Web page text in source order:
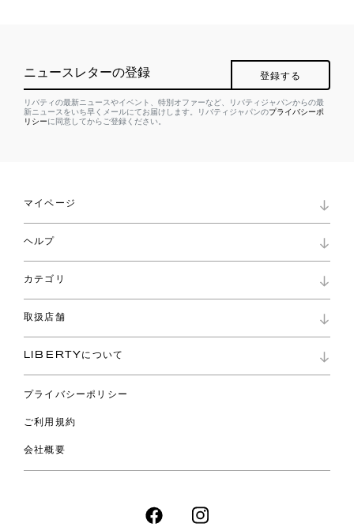
ニュースレターの登録 登録する
リバティの最新ニュースやイベント、特別オファーなど、リバティジャパンからの最
新ニュースをいち早くメールにてお届けします。リバティジャパンのプライバシーポ
リシーに同意してからご登録ください。
マイページ
ロイヤリティプログラム
パスワード再設定
ショッピングバッグ
ヘルプ
お問い合わせ
よくあるご質問
ご利用ガイド
カテゴリ
コレクション
ファブリックス
バッグ
ウェア
ライフスタイル
スペシャル
取扱店舗
リバティ・ファブリックス
LIBERTYについて
プライバシーポリシー
ご利用規約
会社概要